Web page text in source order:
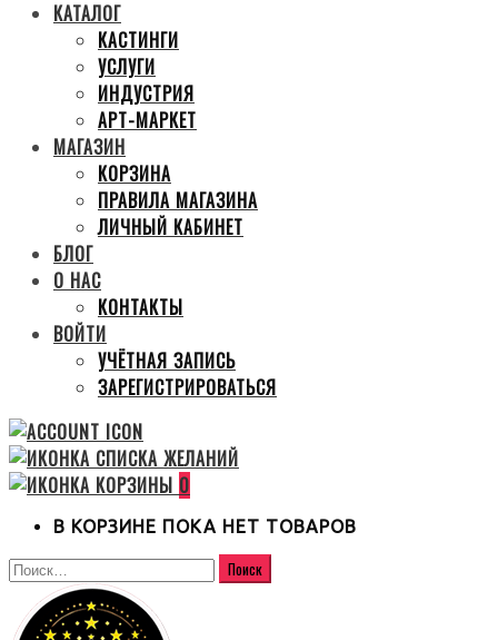
КАТАЛОГ
КАСТИНГИ
УСЛУГИ
ИНДУСТРИЯ
АРТ-МАРКЕТ
МАГАЗИН
КОРЗИНА
ПРАВИЛА МАГАЗИНА
ЛИЧНЫЙ КАБИНЕТ
БЛОГ
О НАС
КОНТАКТЫ
ВОЙТИ
УЧЁТНАЯ ЗАПИСЬ
ЗАРЕГИСТРИРОВАТЬСЯ
0
В КОРЗИНЕ ПОКА НЕТ ТОВАРОВ